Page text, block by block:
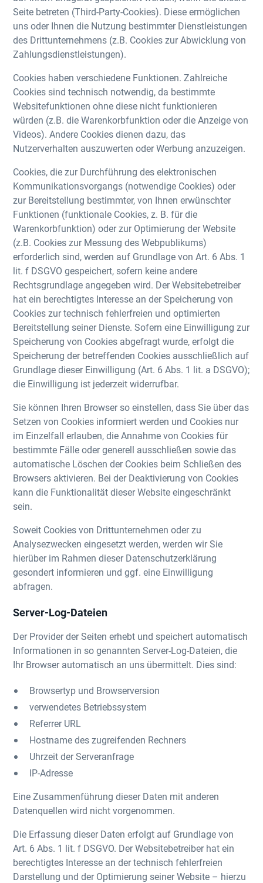
Seite betreten (Third-Party-Cookies). Diese ermöglichen
uns oder Ihnen die Nutzung bestimmter Dienstleistungen
des Drittunternehmens (z.B. Cookies zur Abwicklung von
Zahlungsdienstleistungen).
Cookies haben verschiedene Funktionen. Zahlreiche
Cookies sind technisch notwendig, da bestimmte
Websitefunktionen ohne diese nicht funktionieren
würden (z.B. die Warenkorbfunktion oder die Anzeige von
Videos). Andere Cookies dienen dazu, das
Nutzerverhalten auszuwerten oder Werbung anzuzeigen.
Cookies, die zur Durchführung des elektronischen
Kommunikationsvorgangs (notwendige Cookies) oder
zur Bereitstellung bestimmter, von Ihnen erwünschter
Funktionen (funktionale Cookies, z. B. für die
Warenkorbfunktion) oder zur Optimierung der Website
(z.B. Cookies zur Messung des Webpublikums)
erforderlich sind, werden auf Grundlage von Art. 6 Abs. 1
lit. f DSGVO gespeichert, sofern keine andere
Rechtsgrundlage angegeben wird. Der Websitebetreiber
hat ein berechtigtes Interesse an der Speicherung von
Cookies zur technisch fehlerfreien und optimierten
Bereitstellung seiner Dienste. Sofern eine Einwilligung zur
Speicherung von Cookies abgefragt wurde, erfolgt die
Speicherung der betreffenden Cookies ausschließlich auf
Grundlage dieser Einwilligung (Art. 6 Abs. 1 lit. a DSGVO);
die Einwilligung ist jederzeit widerrufbar.
Sie können Ihren Browser so einstellen, dass Sie über das
Setzen von Cookies informiert werden und Cookies nur
im Einzelfall erlauben, die Annahme von Cookies für
bestimmte Fälle oder generell ausschließen sowie das
automatische Löschen der Cookies beim Schließen des
Browsers aktivieren. Bei der Deaktivierung von Cookies
kann die Funktionalität dieser Website eingeschränkt
sein.
Soweit Cookies von Drittunternehmen oder zu
Analysezwecken eingesetzt werden, werden wir Sie
hierüber im Rahmen dieser Datenschutzerklärung
gesondert informieren und ggf. eine Einwilligung
abfragen.
Server-Log-Dateien
Der Provider der Seiten erhebt und speichert automatisch
Informationen in so genannten Server-Log-Dateien, die
Ihr Browser automatisch an uns übermittelt. Dies sind:
Browsertyp und Browserversion
verwendetes Betriebssystem
Referrer URL
Hostname des zugreifenden Rechners
Uhrzeit der Serveranfrage
IP-Adresse
Eine Zusammenführung dieser Daten mit anderen
Datenquellen wird nicht vorgenommen.
Die Erfassung dieser Daten erfolgt auf Grundlage von
Art. 6 Abs. 1 lit. f DSGVO. Der Websitebetreiber hat ein
berechtigtes Interesse an der technisch fehlerfreien
Darstellung und der Optimierung seiner Website – hierzu